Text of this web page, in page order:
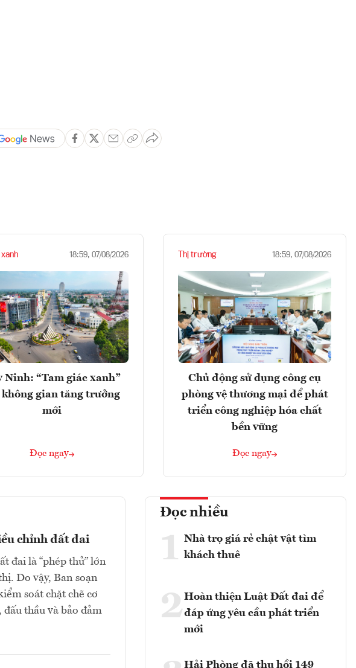
xanh 18:59, 07/08/2026
Ninh: “Tam giác xanh”
không gian tăng trưởng
mới
Đọc ngay
Thị trường 18:59, 07/08/2026
Chủ động sử dụng công cụ
phòng vệ thương mại để phát
triển công nghiệp hóa chất
bền vững
Đọc ngay
chỉnh đất đai
đai là “phép thử” lớn
Do vậy, Ban soạn
soát chặt chẽ cơ
đấu thầu và bảo đảm
Đọc nhiều
1 Nhà trọ giá rẻ chật vật tìm
khách thuê
2Hoàn thiện Luật Đất đai để
đáp ứng yêu cầu phát triển
mới
Hải Phòng đã thu hồi 149